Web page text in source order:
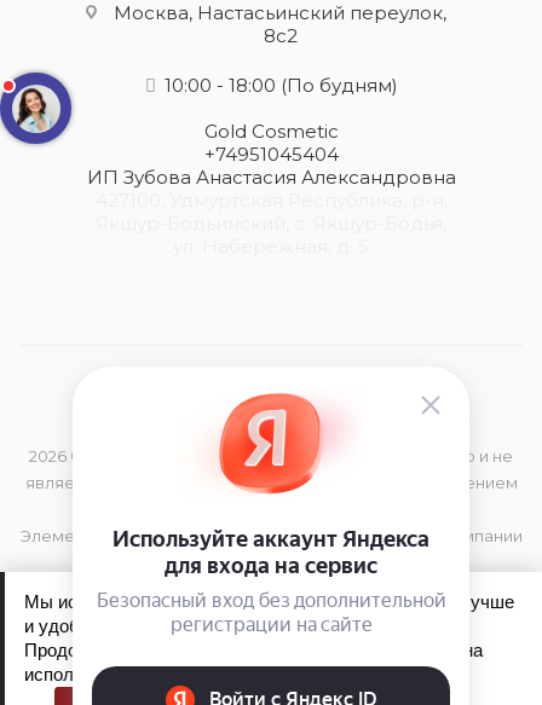
Москва, Настасьинский переулок,
8с2
10:00 - 18:00 (По будням)
Gold Cosmetic
+74951045404
ИП Зубова Анастасия Александровна
2026 © Данный сайт носит информационный характер и не
является публичной офертой, определяемой положением
Элементы дизайна и торговая марка принадлежат компании
Kao Germany GmbH
Обработка персональных данных
Политика конфиденциальности
Мы используем файлы cookie, чтобы сайт работал лучше
и удобнее для вас.
Продолжая пользоваться сайтом, вы соглашаетесь на
использование файлов cookie.